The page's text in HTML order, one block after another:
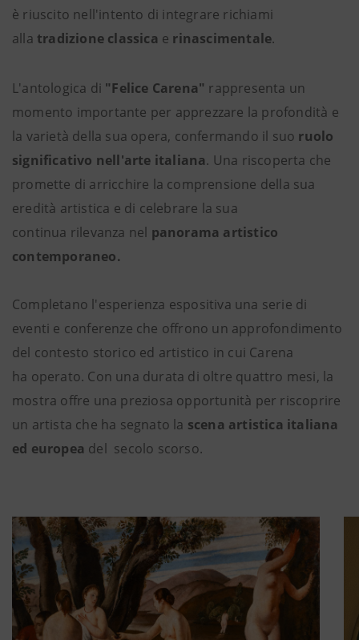
è riuscito nell'intento di integrare richiami
alla tradizione classica e rinascimentale.
L'antologica di "Felice Carena" rappresenta un
momento importante per apprezzare la profondità e
la varietà della sua opera, confermando il suo ruolo
significativo nell'arte italiana. Una riscoperta che
promette di arricchire la comprensione della sua
eredità artistica e di celebrare la sua
continua rilevanza nel panorama artistico
contemporaneo.
Completano l'esperienza espositiva una serie di
eventi e conferenze che offrono un approfondimento
del contesto storico ed artistico in cui Carena
ha operato. Con una durata di oltre quattro mesi, la
mostra offre una preziosa opportunità per riscoprire
un artista che ha segnato la scena artistica italiana
ed europea del secolo scorso.